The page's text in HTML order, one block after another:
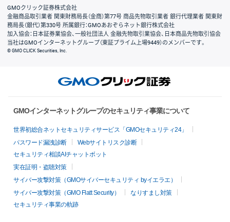
GMOクリック証券株式会社
金融商品取引業者 関東財務局長（金商）第77号 商品先物取引業者 銀行代理業者 関東財
務局長（銀代）第330号 所属銀行：GMOあおぞらネット銀行株式会社
加入協会：日本証券業協会、一般社団法人 金融先物取引業協会、日本商品先物取引協会
当社はGMOインターネットグループ（東証プライム上場9449）のメンバーです。
© GMO CLICK Securities, Inc.
GMOインターネットグループのセキュリティ事業について
世界初総合ネットセキュリティサービス「GMOセキュリティ24」
パスワード漏洩診断
Webサイトリスク診断
セキュリティ相談AIチャットボット
実在証明・盗聴対策
サイバー攻撃対策（GMOサイバーセキュリティ byイエラエ）
サイバー攻撃対策（GMO Flatt Security）
なりすまし対策
セキュリティ事業の軌跡